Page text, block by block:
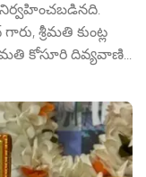
శ్రీమతి కుంట్ల
కోసూరి దివ్యవాణి...